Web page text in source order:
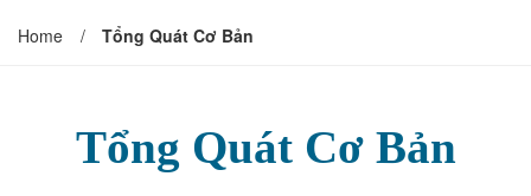
Home / Tổng Quát Cơ Bản
Tổng Quát Cơ Bản